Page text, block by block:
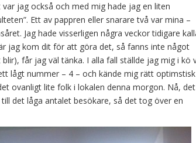
jag också och med mig hade jag en liten
Ett av pappren eller snarare två var mina –
Jag hade visserligen några veckor tidigare
jag kom dit för att göra det, så fanns inte något
får jag väl tänka. I alla fall ställde jag mig i kö
lågt nummer – 4 – och kände mig rätt optimstisk
ovanligt lite folk i lokalen denna morgon. Nå, det
det låga antalet besökare, så det tog över en